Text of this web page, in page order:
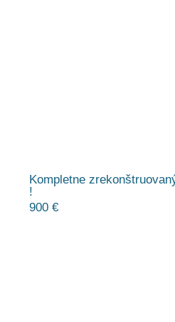
Kompletne
!
900 €